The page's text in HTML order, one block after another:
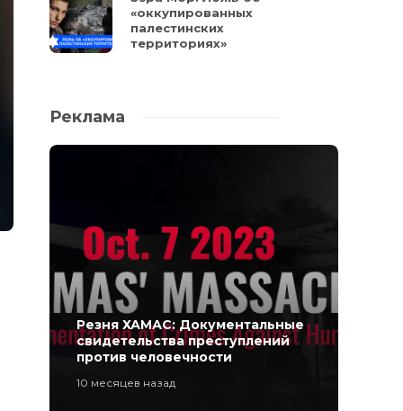
«оккупированных
палестинских
территориях»
Реклама
Резня ХАМАС: Документальные
свидетельства преступлений
против человечности
10 месяцев назад